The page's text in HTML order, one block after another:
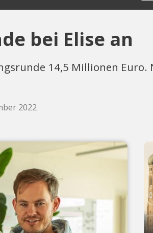
bei Elise an
14,5 Millionen Euro.
2022